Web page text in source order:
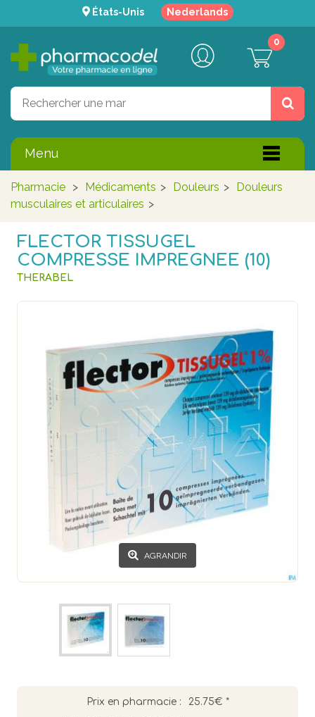
États-Unis Nederlands
0
Menu
Pharmacie > Médicaments > Douleurs > Douleurs
musculaires et articulaires >
FLECTOR TISSUGEL
COMPRESSE IMPREGNEE (10)
THERABEL
AGRANDIR
Prix en pharmacie : 25.75€ *